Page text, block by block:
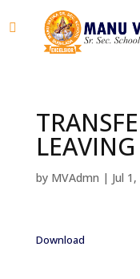
by MVAdmn | Jul
Download